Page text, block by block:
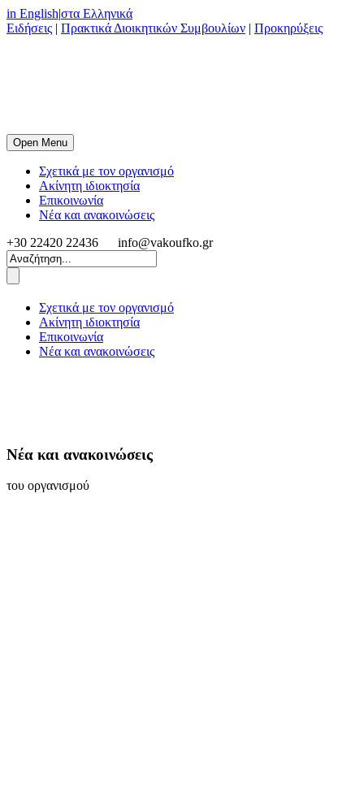
in English|στα Ελληνικά
Ειδήσεις | Πρακτικά Διοικητικών Συμβουλίων | Προκηρύξεις
Open Menu
Σχετικά με τον οργανισμό
Ακίνητη ιδιοκτησία
Επικοινωνία
Νέα και ανακοινώσεις
+30 22420 22436
info@vakoufko.gr
Σχετικά με τον οργανισμό
Ακίνητη ιδιοκτησία
Επικοινωνία
Νέα και ανακοινώσεις
Νέα και ανακοινώσεις
του οργανισμού